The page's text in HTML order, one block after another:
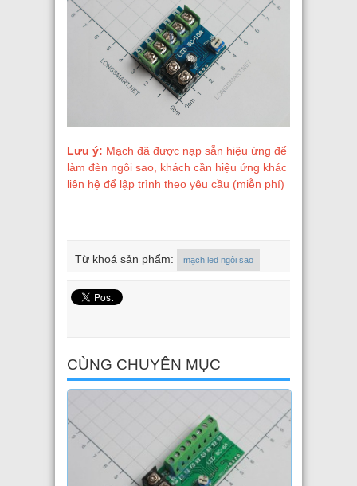
Lưu ý: Mạch đã được nạp sẵn hiệu ứng để
làm đèn ngôi sao, khách cần hiệu ứng khác
liên hệ để lập trình theo yêu cầu (miễn phí)
Từ khoá sản phẩm: mạch led ngôi sao
CÙNG CHUYÊN MỤC